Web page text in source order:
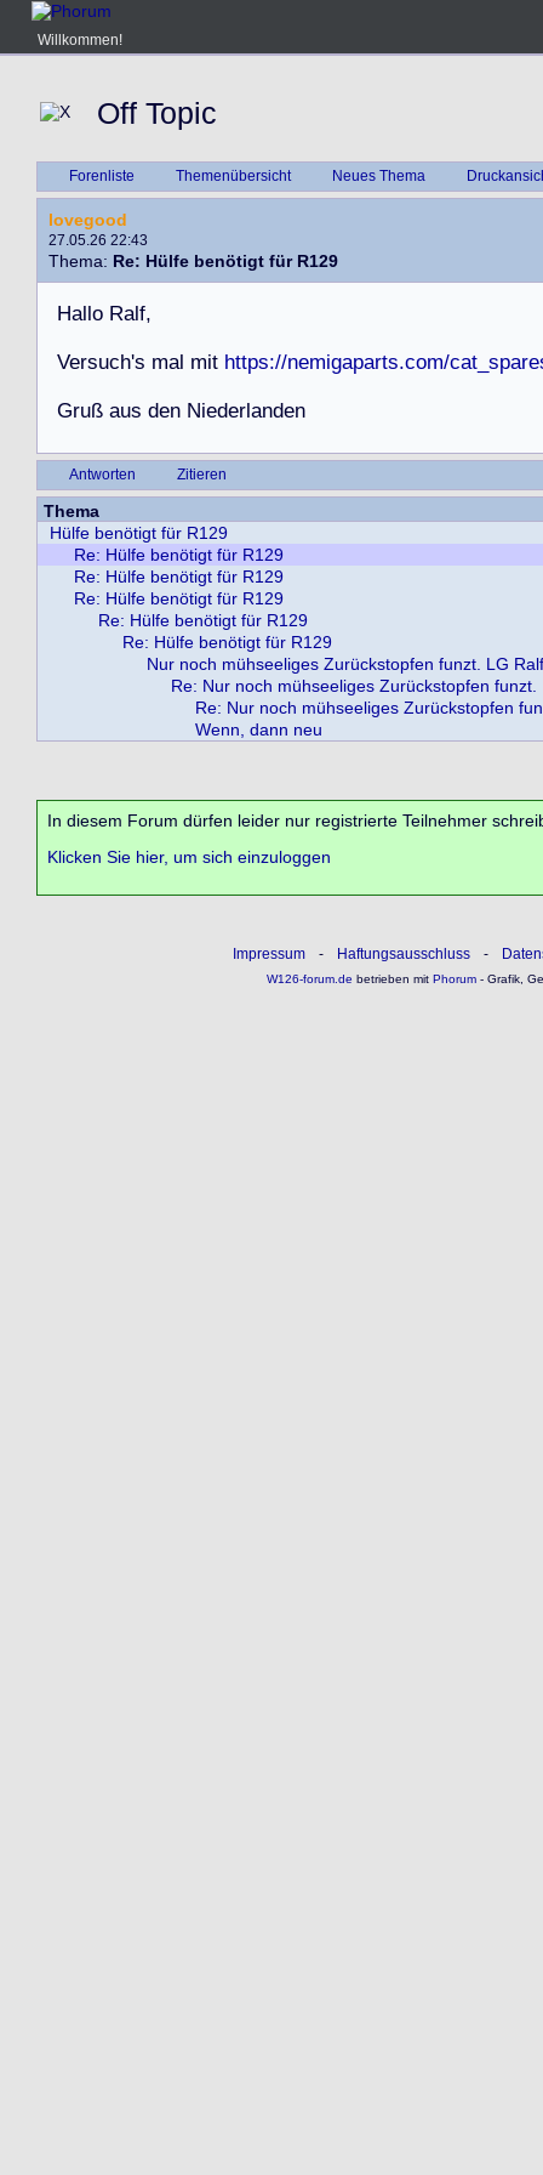
Willkommen!
Off Topic
Forenliste Themenübersicht Neues Thema
lovegood
27.05.26 22:43
Thema: Re: Hülfe benötigt für R129
Hallo Ralf,
Versuch's mal mit https://nemigaparts.com/
Gruß aus den Niederlanden
Antworten Zitieren
Thema
Hülfe benötigt für R129
Re: Hülfe benötigt für R129
Re: Hülfe benötigt für R129
Re: Hülfe benötigt für R129
Re: Hülfe benötigt für R129
Re: Hülfe benötigt für R129
Nur noch mühseeliges Zurückstopfen funzt. LG
Re: Nur noch mühseeliges Zurückstopfen funzt.
Re: Nur noch mühseeliges Zurückstopfen
Wenn, dann neu
In diesem Forum dürfen leider nur registrierte Teilnehmer
Klicken Sie hier, um sich einzuloggen
Impressum - Haftungsausschluss -
W126-forum.de betrieben mitPhorum- Grafik,